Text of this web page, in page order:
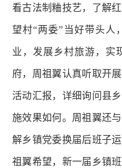
看古法制粬技艺，了解
望村“两委”当好带头人
业，发展乡村旅游，实
府，周祖翼认真听取开
活动汇报，详细询问县
施效果如何。周祖翼还
解乡镇党委换届后班子
祖翼希望，新一届乡镇